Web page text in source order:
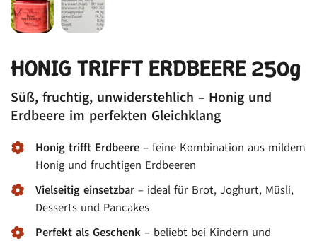
HONIG TRIFFT ERDBEERE 250g
Süß, fruchtig, unwiderstehlich – Honig und
Erdbeere im perfekten Gleichklang
Honig trifft Erdbeere – feine Kombination aus mildem
Honig und fruchtigen Erdbeeren
Vielseitig einsetzbar – ideal für Brot, Joghurt, Müsli,
Desserts und Pancakes
Perfekt als Geschenk – beliebt bei Kindern und